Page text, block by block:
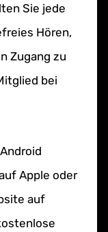
Sie jede
Hören,
Zugang zu
bei
Apple oder
auf